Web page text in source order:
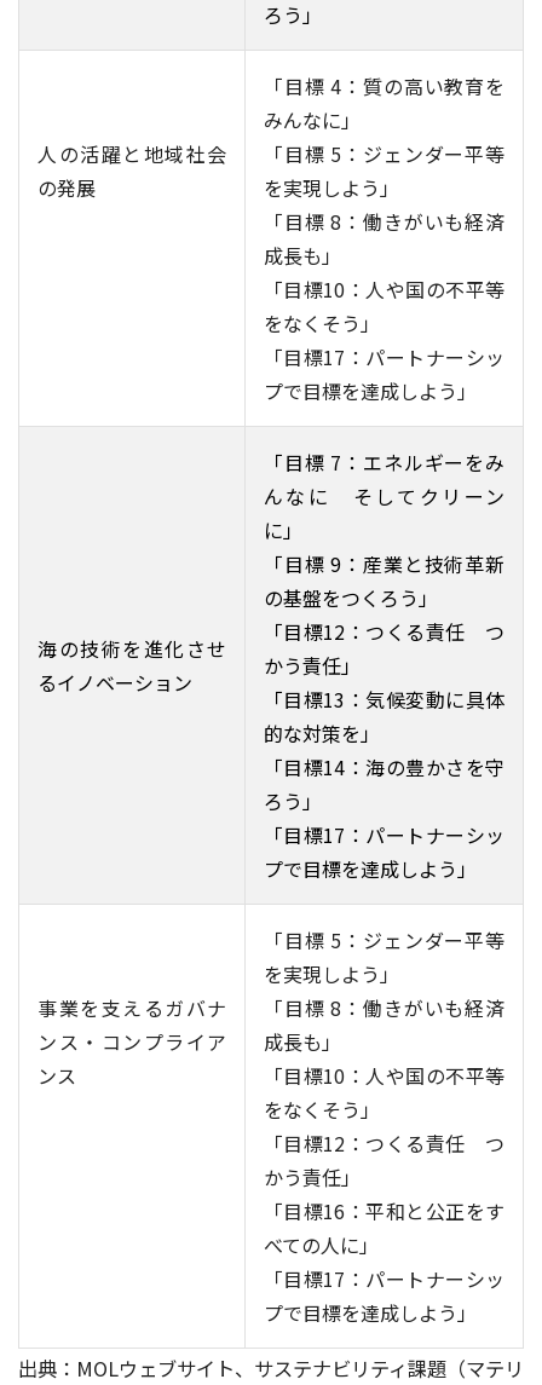
ろう」
人の活躍と地域社会
の発展
「目標 4：質の高い教育を
みんなに」
「目標 5：ジェンダー平等
を実現しよう」
「目標 8：働きがいも経済
成長も」
「目標10：人や国の不平等
をなくそう」
「目標17：パートナーシッ
プで目標を達成しよう」
海の技術を進化させ
るイノベーション
「目標 7：エネルギーをみ
んなに そしてクリーン
に」
「目標 9：産業と技術革新
の基盤をつくろう」
「目標12：つくる責任 つ
かう責任」
「目標13：気候変動に具体
的な対策を」
「目標14：海の豊かさを守
ろう」
「目標17：パートナーシッ
プで目標を達成しよう」
事業を支えるガバナ
ンス・コンプライア
ンス
「目標 5：ジェンダー平等
を実現しよう」
「目標 8：働きがいも経済
成長も」
「目標10：人や国の不平等
をなくそう」
「目標12：つくる責任 つ
かう責任」
「目標16：平和と公正をす
べての人に」
「目標17：パートナーシッ
プで目標を達成しよう」
出典：MOLウェブサイト、サステナビリティ課題（マテリ